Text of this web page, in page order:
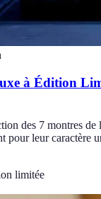
à Édition
des 7 montres
pour leur caractère
limitée